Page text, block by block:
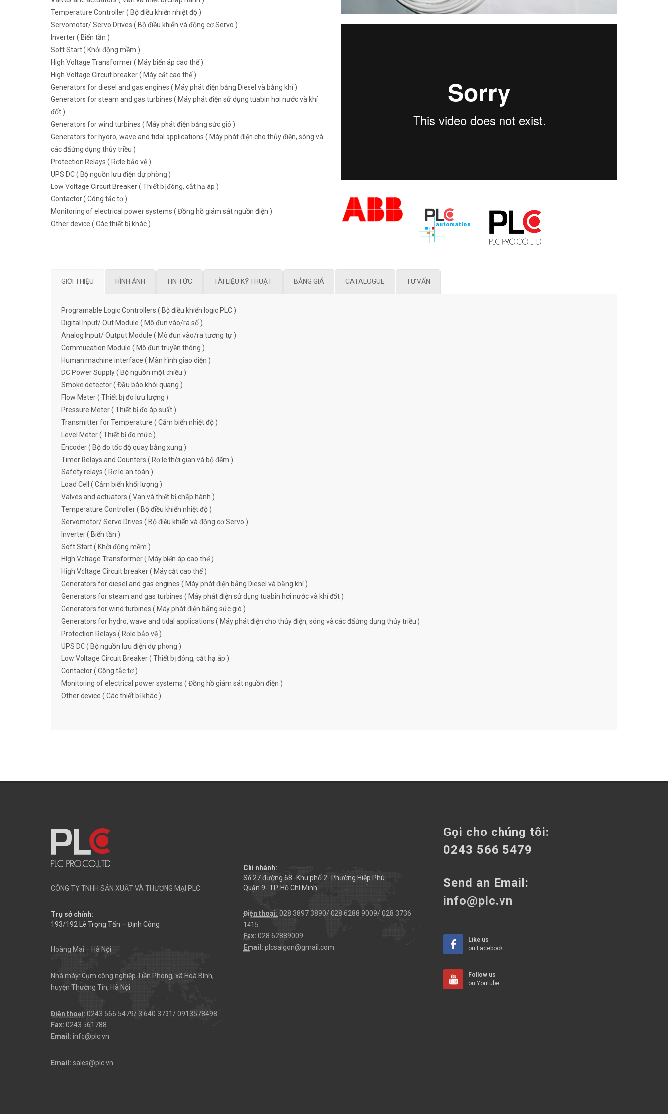
Temperature Controller ( Bộ điều khiển nhiệt độ )
Servomotor/ Servo Drives ( Bộ điều khiển và động cơ Servo )
Inverter ( Biến tần )
Soft Start ( Khởi động mềm )
High Voltage Transformer ( Máy biến áp cao thế )
High Voltage Circuit breaker ( Máy cắt cao thế )
Generators for diesel and gas engines ( Máy phát điện bằng Diesel và bằng khí )
Generators for steam and gas turbines ( Máy phát điện sử dụng tuabin hơi nước và khí
đốt )
Generators for wind turbines ( Máy phát điện bằng sức gió )
Generators for hydro, wave and tidal applications ( Máy phát điện cho thủy điện, sóng và
các đấứng dụng thủy triều )
Protection Relays ( Rơle bảo vệ )
UPS DC ( Bộ nguồn lưu điện dự phòng )
Low Voltage Circuit Breaker ( Thiết bị đóng, cắt hạ áp )
Contactor ( Công tắc tơ )
Monitoring of electrical power systems ( Đồng hồ giám sát nguồn điện )
Other device ( Các thiết bị khác )
GIỚI THIỆU HÌNH ẢNH TIN TỨC TÀI LIỆU KỸ THUẬT BẢNG GIÁ CATALOGUE TƯ VẤN
Programable Logic Controllers ( Bộ điều khiển logic PLC )
Digital Input/ Out Module ( Mô đun vào/ra số )
Analog Input/ Output Module ( Mô đun vào/ra tương tự )
Commucation Module ( Mô đun truyền thông )
Human machine interface ( Màn hình giao diện )
DC Power Supply ( Bộ nguồn một chiều )
Smoke detector ( Đầu báo khói quang )
Flow Meter ( Thiết bị đo lưu lượng )
Pressure Meter ( Thiết bị đo áp suất )
Transmitter for Temperature ( Cảm biến nhiệt độ )
Level Meter ( Thiết bị đo mức )
Encoder ( Bộ đo tốc độ quay bằng xung )
Timer Relays and Counters ( Rơ le thời gian và bộ đếm )
Safety relays ( Rơ le an toàn )
Load Cell ( Cảm biến khối lượng )
Valves and actuators ( Van và thiết bị chấp hành )
Temperature Controller ( Bộ điều khiển nhiệt độ )
Servomotor/ Servo Drives ( Bộ điều khiển và động cơ Servo )
Inverter ( Biến tần )
Soft Start ( Khởi động mềm )
High Voltage Transformer ( Máy biến áp cao thế )
High Voltage Circuit breaker ( Máy cắt cao thế )
Generators for diesel and gas engines ( Máy phát điện bằng Diesel và bằng khí )
Generators for steam and gas turbines ( Máy phát điện sử dụng tuabin hơi nước và khí đốt )
Generators for wind turbines ( Máy phát điện bằng sức gió )
Generators for hydro, wave and tidal applications ( Máy phát điện cho thủy điện, sóng và các đấứng dụng thủy triều )
Protection Relays ( Rơle bảo vệ )
UPS DC ( Bộ nguồn lưu điện dự phòng )
Low Voltage Circuit Breaker ( Thiết bị đóng, cắt hạ áp )
Contactor ( Công tắc tơ )
Monitoring of electrical power systems ( Đồng hồ giám sát nguồn điện )
Other device ( Các thiết bị khác )
CÔNG TY TNHH SẢN XUẤT VÀ THƯƠNG MẠI PLC
Trụ sở chính:
193/192 Lê Trọng Tấn – Định Công
Hoàng Mai – Hà Nội
Nhà máy: Cụm công nghiệp Tiền Phong, xã Hoà Bình,
huyện Thường Tín, Hà Nội
Điện thoại: 0243 566 5479/ 3 640 3731/ 0913578498
Fax: 0243 561788
Email: info@plc.vn
Email: sales@plc.vn
Chi nhánh:
Số 27 đường 68 -Khu phố 2- Phường Hiệp Phú
Quận 9- TP. Hồ Chí Minh
Điện thoại: 028 3897 3890/ 028 6288 9009/ 028 3736
1415
Fax: 028.62889009
Email: plcsaigon@gmail.com
Gọi cho chúng tôi:
0243 566 5479
Send an Email:
info@plc.vn
Like us
on Facebook
Follow us
on Youtube